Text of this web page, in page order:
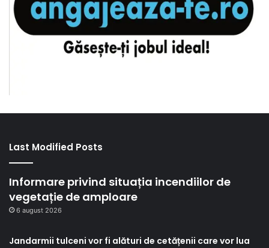
Last Modified Posts
Informare privind situația incendiilor de
vegetație de amploare
6 august 2026
Jandarmii tulceni vor fi alături de cetățenii care vor lua